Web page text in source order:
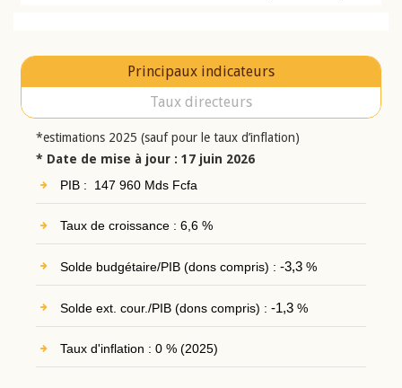
Principaux indicateurs
Taux directeurs
*estimations 2025 (sauf pour le taux d’inflation)
* Date de mise à jour : 17 juin 2026
PIB : 147 960 Mds Fcfa
Taux de croissance : 6,6 %
Solde budgétaire/PIB (dons compris) : -3,3%
Solde ext. cour./PIB (dons compris) : -1,3%
Taux d'inflation : 0 % (2025)